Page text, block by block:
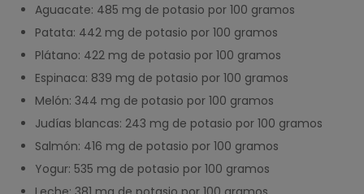
Aguacate: 485 mg de potasio por 100 gramos
Patata: 442 mg de potasio por 100 gramos
Plátano: 422 mg de potasio por 100 gramos
Espinaca: 839 mg de potasio por 100 gramos
Melón: 344 mg de potasio por 100 gramos
Judías blancas: 243 mg de potasio por 100 gramos
Salmón: 416 mg de potasio por 100 gramos
Yogur: 535 mg de potasio por 100 gramos